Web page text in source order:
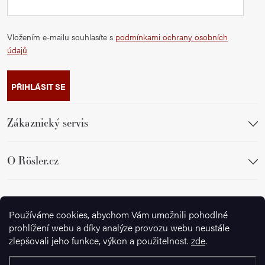
Používáme cookies, abychom Vám umožnili pohodlné
prohlížení webu a díky analýze provozu webu neustále
zlepšovali jeho funkce, výkon a použitelnost. zde.
Vložením e-mailu souhlasíte s podmínkami ochrany osobních
údajů
PŘIHLÁSIT SE
Zákaznický servis
O Rösler.cz
Sledujte nás